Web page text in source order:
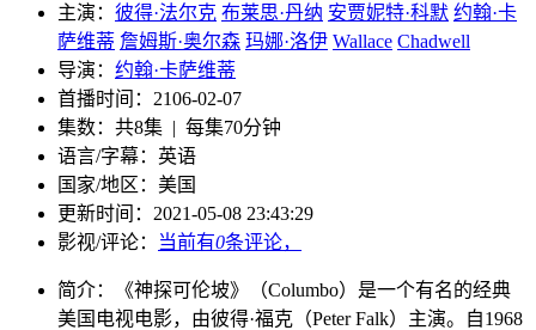
主演： 彼得·法尔克 布莱思·丹纳 安贾妮特·科默 约翰·卡
萨维蒂 詹姆斯·奥尔森 玛娜·洛伊 Wallace Chadwell
导演： 约翰·卡萨维蒂
首播时间： 2106-02-07
集数： 共8集 | 每集70分钟
语言/字幕： 英语
国家/地区： 美国
更新时间： 2021-05-08 23:43:29
影视/评论：
当前有0条评论，
简介：
《神探可伦坡》（Columbo）是一个有名的经典
美国电视电影，由彼得·福克（Peter Falk）主演。自1968